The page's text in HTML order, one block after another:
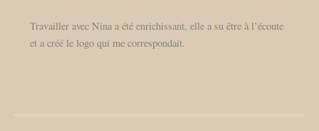
Travailler avec Nina a été enrichissant, elle a su être à l’écoute
et a créé le logo qui me correspondait.